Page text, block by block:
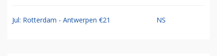
Jul: Rotterdam - Antwerpen €21 NS